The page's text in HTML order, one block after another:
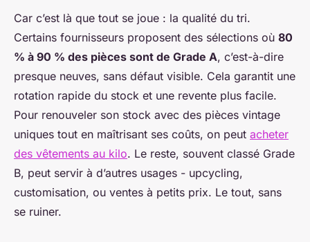
Car c’est là que tout se joue : la qualité du tri.
Certains fournisseurs proposent des sélections où 80
% à 90 % des pièces sont de Grade A, c’est-à-dire
presque neuves, sans défaut visible. Cela garantit une
rotation rapide du stock et une revente plus facile.
Pour renouveler son stock avec des pièces vintage
uniques tout en maîtrisant ses coûts, on peut acheter
des vêtements au kilo. Le reste, souvent classé Grade
B, peut servir à d’autres usages - upcycling,
customisation, ou ventes à petits prix. Le tout, sans
se ruiner.